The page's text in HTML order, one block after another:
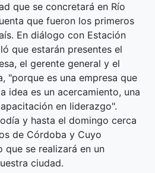
que se concretará en Río
que fueron los primeros
En diálogo con Estación
que estarán presentes el
el gerente general y el
"porque es una empresa que
idea es un acercamiento, una
en liderazgo".
y hasta el domingo cerca
de Córdoba y Cuyo
se realizará en un
ciudad.